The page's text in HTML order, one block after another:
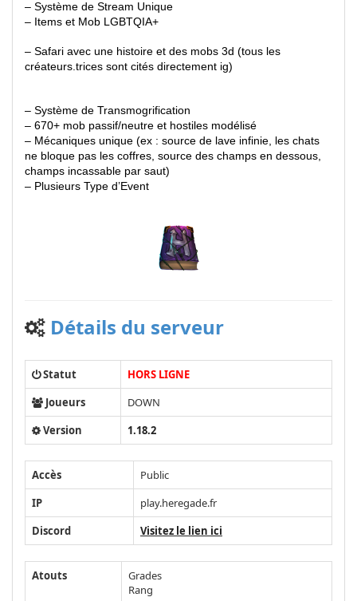
– Système de Stream Unique
– Items et Mob LGBTQIA+
– Safari avec une histoire et des mobs 3d (tous les
créateurs.trices sont cités directement ig)
– Système de Transmogrification
– 670+ mob passif/neutre et hostiles modélisé
– Mécaniques unique (ex : source de lave infinie, les chats
ne bloque pas les coffres, source des champs en dessous,
champs incassable par saut)
– Plusieurs Type d’Event
Détails du serveur
Statut
HORS LIGNE
Joueurs
DOWN
Version
1.18.2
Accès
Public
IP
play.heregade.fr
Discord
Visitez le lien ici
Atouts
Grades
Rang